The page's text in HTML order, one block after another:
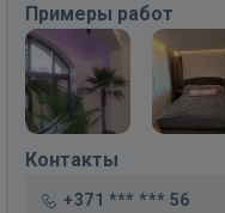
Примеры работ
Контакты
+371 *** *** 56